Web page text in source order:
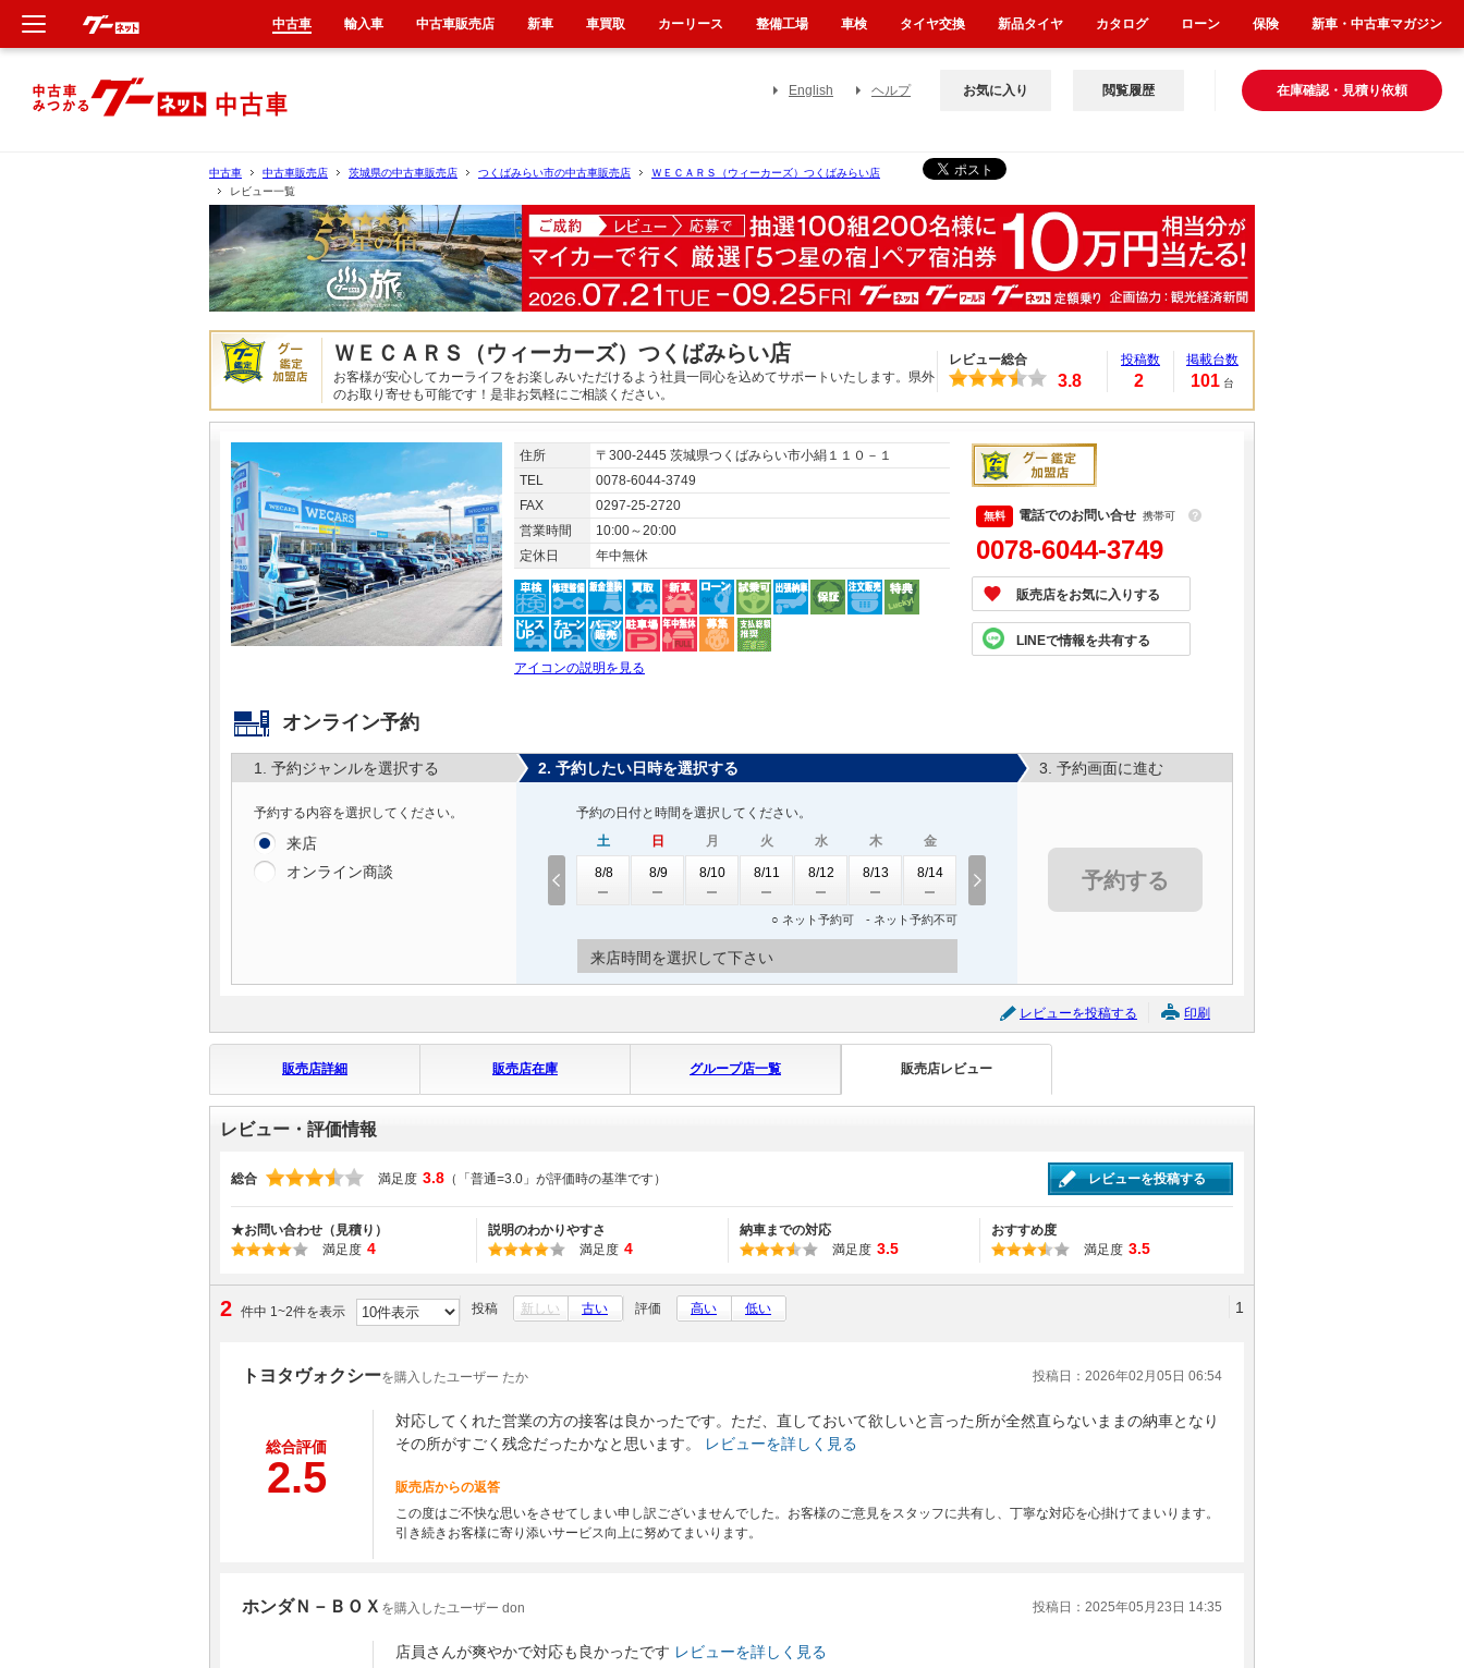
English ヘルプ 在庫確認・見積り依頼
お気に入り 閲覧履歴
中古車 中古車販売店 茨城県の中古車販売店 つくばみらい市の中古車販売店
ＷＥＣＡＲＳ（ウィーカーズ）つくばみらい店
レビュー一覧
ＷＥＣＡＲＳ（ウィーカーズ）つくばみらい店
お客様が安心してカーライフをお楽しみいただけるよう社員一同心を込めてサポートいたします。県外
のお取り寄せも可能です！是非お気軽にご相談ください。
レビュー総合
3.8
投稿数
2
掲載台数
101 台
住所
〒300-2445 茨城県つくばみらい市小絹１１０－１
TEL
0078-6044-3749
FAX
0297-25-2720
営業時間
10:00～20:00
定休日
年中無休
アイコンの説明を見る
電話でのお問い合せ 携帯可 ？
0078-6044-3749
販売店をお気に入りする
LINEで情報を共有する
オンライン予約
1. 予約ジャンルを選択する
予約する内容を選択してください。
来店
オンライン商談
2. 予約したい日時を選択する
予約の日付と時間を選択してください。
土
8/8
日
8/9
月
8/10
火
8/11
水
8/12
木
8/13
金
8/14
○ ネット予約可 - ネット予約不可
来店時間を選択して下さい
3. 予約画面に進む
予約する
レビューを投稿する 印刷
販売店詳細 販売店在庫 グループ店一覧 販売店レビュー
レビュー・評価情報
総合 満足度 3.8 （「普通=3.0」が評価時の基準です） レビューを投稿する
★お問い合わせ（見積り）
満足度 4
説明のわかりやすさ
満足度 4
納車までの対応
満足度 3.5
おすすめ度
満足度 3.5
2 件中 1~2件を表示 投稿 新しい 古い 評価 高い 低い 1
トヨタヴォクシーを購入したユーザー たか 投稿日：2026年02月05日 06:54
総合評価
2.5
対応してくれた営業の方の接客は良かったです。ただ、直しておいて欲しいと言った所が全然直らないままの納車となり
その所がすごく残念だったかなと思います。
レビューを詳しく見る
販売店からの返答
この度はご不快な思いをさせてしまい申し訳ございませんでした。お客様のご意見をスタッフに共有し、丁寧な対応を心掛けてまいります。
引き続きお客様に寄り添いサービス向上に努めてまいります。
ホンダＮ－ＢＯＸ を購入したユーザー don 投稿日：2025年05月23日 14:35
店員さんが爽やかで対応も良かったです レビューを詳しく見る
中古車 輸入車 中古車販売店 新車 車買取 カーリース 整備工場 車検 タイヤ交換 新品タイヤ カタログ ローン 保険 新車・中古車マガジン
新車